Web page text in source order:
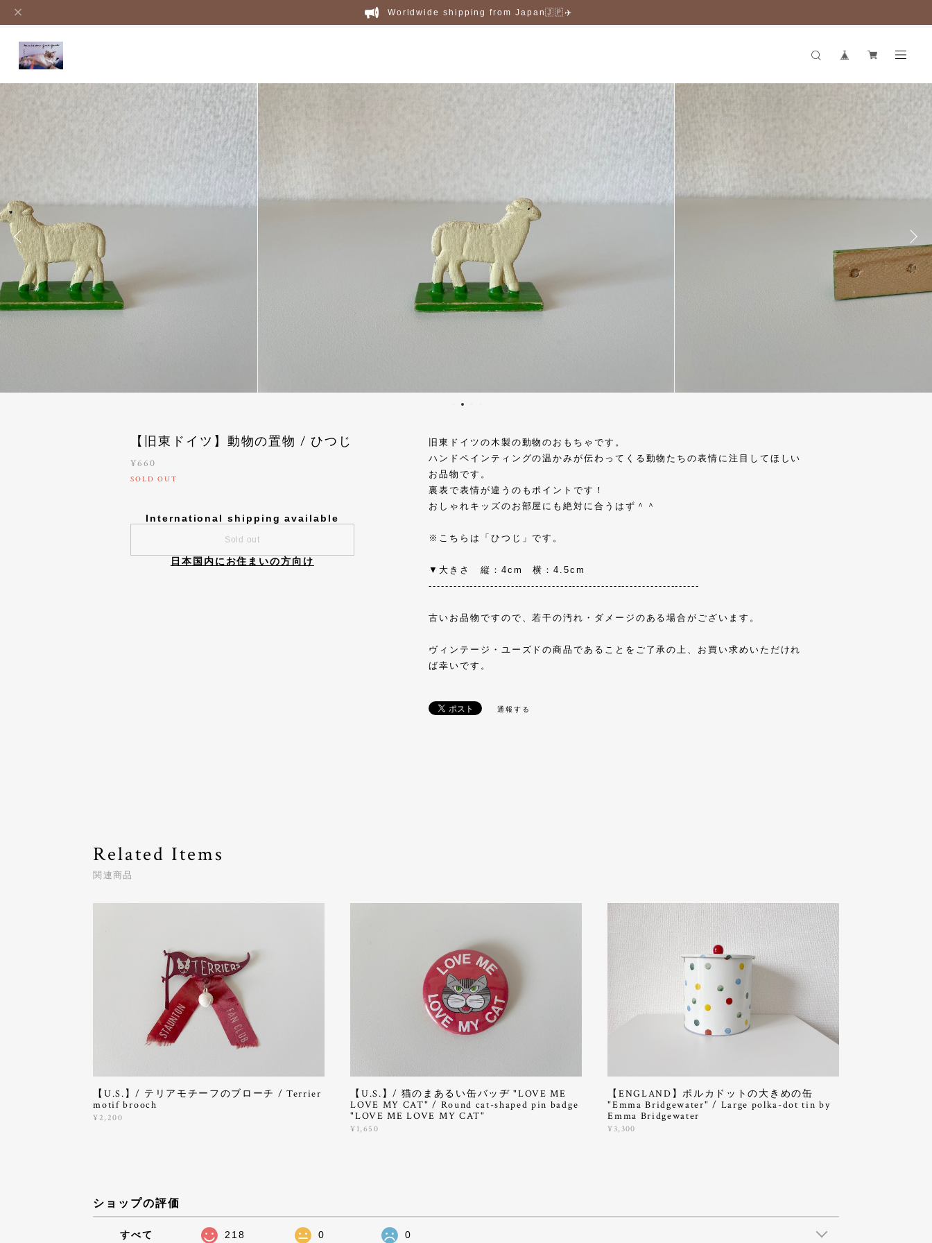
Worldwide shipping from Japan🇯🇵✈️
【旧東ドイツ】動物の置物 / ひつじ
¥660
SOLD OUT
International shipping available
Sold out
日本国内にお住まいの方向け
旧東ドイツの木製の動物のおもちゃです。
ハンドペインティングの温かみが伝わってくる動物たちの表情に注目してほしい
お品物です。
裏表で表情が違うのもポイントです！
おしゃれキッズのお部屋にも絶対に合うはず＾＾
※こちらは「ひつじ」です。
▼大きさ 縦：4cm 横：4.5cm
------------------------------------------------------------------
古いお品物ですので、若干の汚れ・ダメージのある場合がございます。
ヴィンテージ・ユーズドの商品であることをご了承の上、お買い求めいただけれ
ば幸いです。
通報する
Related Items
関連商品
【U.S.】/ テリアモチーフのブローチ / Terrier
motif brooch
¥2,200
【U.S.】/ 猫のまあるい缶バッヂ "LOVE ME
LOVE MY CAT" / Round cat-shaped pin badge
"LOVE ME LOVE MY CAT"
¥1,650
【ENGLAND】ポルカドットの大きめの缶
"Emma Bridgewater" / Large polka-dot tin by
Emma Bridgewater
¥3,300
ショップの評価
すべて 218 0 0